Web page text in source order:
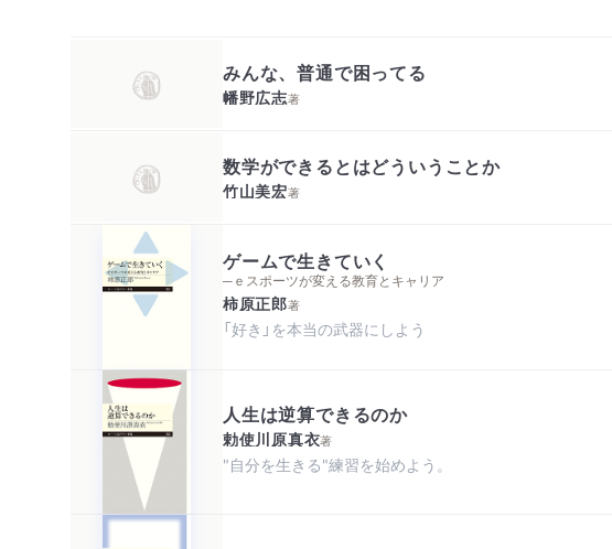
みんな、普通で困ってる
幡野広志著
数学ができるとはどういうことか
竹山美宏著
ゲームで生きていく
─ｅスポーツが変える教育とキャリア
柿原正郎著
「好き」を本当の武器にしよう
人生は逆算できるのか
勅使川原真衣著
"自分を生きる"練習を始めよう。